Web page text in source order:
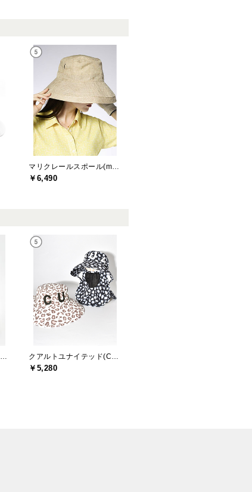
￥6,490
￥5,280